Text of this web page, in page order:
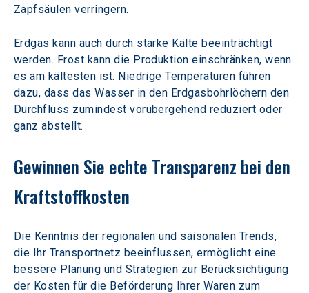
Zapfsäulen verringern.
Erdgas kann auch durch starke Kälte beeinträchtigt
werden. Frost kann die Produktion einschränken, wenn
es am kältesten ist. Niedrige Temperaturen führen
dazu, dass das Wasser in den Erdgasbohrlöchern den
Durchfluss zumindest vorübergehend reduziert oder
ganz abstellt.
Gewinnen Sie echte Transparenz bei den
Kraftstoffkosten
Die Kenntnis der regionalen und saisonalen Trends,
die Ihr Transportnetz beeinflussen, ermöglicht eine
bessere Planung und Strategien zur Berücksichtigung
der Kosten für die Beförderung Ihrer Waren zum